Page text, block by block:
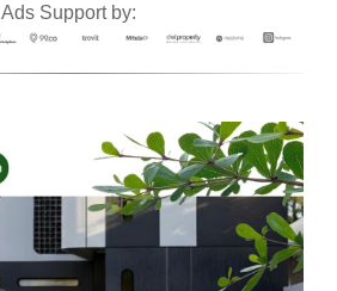
Ads Support by: